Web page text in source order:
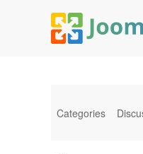
Categories